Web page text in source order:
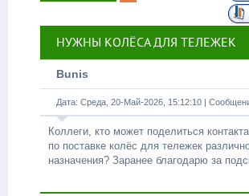
НУЖНЫ КОЛЁСА ДЛЯ ТЕЛЕЖЕК
Bunis
Дата: Среда, 20-Май-2026, 15:12:10 |
Коллеги, кто может поделиться
по поставке колёс для тележек
назначения? Заранее благодарю за